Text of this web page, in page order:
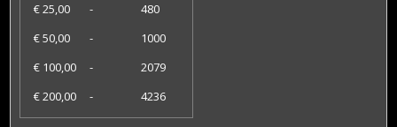
€ 25,00
-
480
€ 50,00
-
1000
€ 100,00
-
2079
€ 200,00
- 4236